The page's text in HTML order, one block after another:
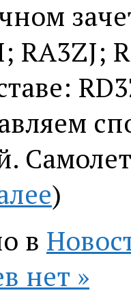
RA3ZJ;
)
в
нет »